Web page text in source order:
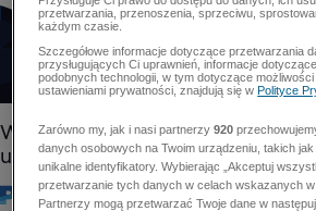
przetwarzania, przenoszenia, sprzeciwu,
każdym czasie.
Szczegółowe informacje dotyczące przetwarzania
przysługujących Ci uprawnień, informacje
podobnych technologii, w tym dotyczące
ustawieniami prywatności, znajdują się wPolityce
Zarówno my, jak i nasi partnerzy920
danych osobowych na Twoim urządzeniu, takich
unikalne identyfikatory. Wybierając „Akceptuj
przetwarzanie tych danych w celach wskazanych w
Partnerzy mogą przetwarzać Twoje dane w